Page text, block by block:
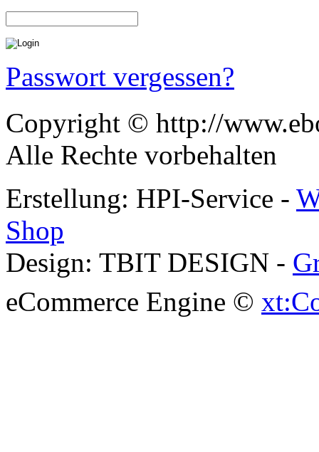
Passwort vergessen?
Copyright © http://
Alle Rechte vorbehalten
Erstellung: HPI-Service -
Shop
Design: TBIT DESIGN -
eCommerce Engine ©